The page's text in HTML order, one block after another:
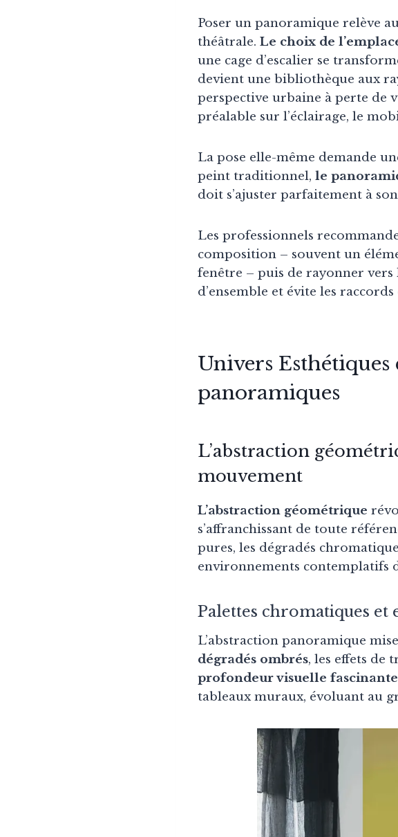
Poser un panoramique relève
théâtrale. Le choix de
une cage d’escalier se
devient une bibliothèque aux
perspective urbaine à perte de
préalable sur l’éclairage, le
La pose elle-même demande
peint traditionnel, le
doit s’ajuster parfaitement à
Les professionnels
composition – souvent un
fenêtre – puis de rayonner vers
d’ensemble et évite les
Univers Esthétiques
panoramiques
L’abstraction
mouvement
L’abstraction géométrique
s’affranchissant de toute
pures, les dégradés
environnements contemplatifs
Palettes chromatiques et
L’abstraction panoramique
dégradés ombrés, les effets de
profondeur visuelle fascinante
tableaux muraux, évoluant au